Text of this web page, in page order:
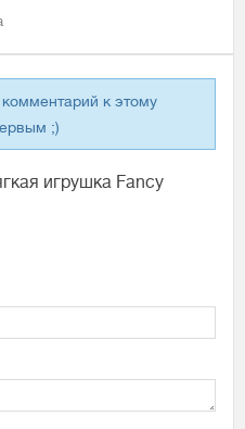
к этому
;)
игрушка Fancy